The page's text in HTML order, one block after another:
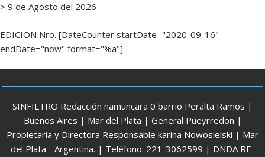
> 9 de Agosto del 2026
EDICION Nro. [DateCounter startDate="2020-09-16"
endDate="now" format="%a"]
SINFILTRO Redacción namuncara 0 barrio Peralta Ramos |
Buenos Aires | Mar del Plata | General Pueyrredon |
Propietaria y Directora Responsable karina Nowosielski | Mar
del Plata - Argentina. | Teléfono: 221-3062599 | DNDA RE-